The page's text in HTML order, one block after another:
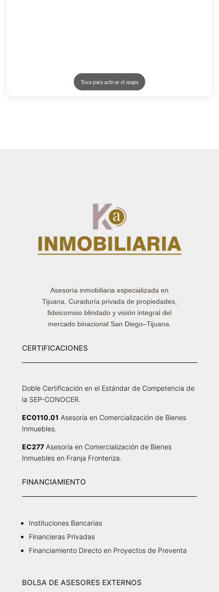
Asesoría inmobiliaria especializada en
Tijuana. Curaduría privada de propiedades,
fideicomiso blindado y visión integral del
mercado binacional San Diego–Tijuana.
CERTIFICACIONES
Doble Certificación en el Estándar de Competencia de
la SEP-CONOCER.
EC0110.01 Asesoría en Comercialización de Bienes
Inmuebles.
EC277Asesoría en Comercialización de Bienes
Inmuebles en Franja Fronteriza.
FINANCIAMIENTO
Instituciones Bancarias
Financieras Privadas
Financiamiento Directo en Proyectos de Preventa
BOLSA DE ASESORES EXTERNOS